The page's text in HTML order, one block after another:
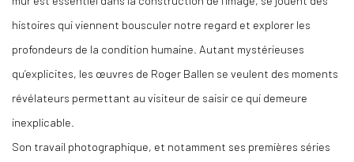
histoires qui viennent bousculer notre regard et explorer les
profondeurs de la condition humaine. Autant mystérieuses
qu’explicites, les œuvres de Roger Ballen se veulent des moments
révélateurs permettant au visiteur de saisir ce qui demeure
inexplicable.
Son travail photographique, et notamment ses premières séries